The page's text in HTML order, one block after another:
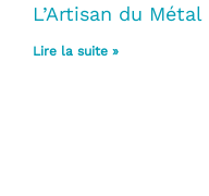
L’Artisan du Métal
Lire la suite »